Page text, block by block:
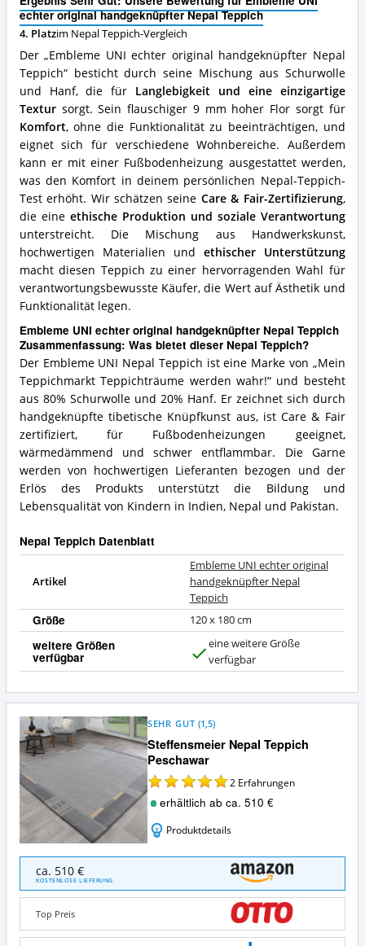
echter original handgeknüpfter Nepal Teppich
4. Platzim Nepal Teppich-Vergleich
Der „Embleme UNI echter original handgeknüpfter Nepal
Teppich“ besticht durch seine Mischung aus Schurwolle
und Hanf, die für Langlebigkeit und eine einzigartige
Textursorgt. Sein flauschiger 9 mm hoher Flor sorgt für
Komfort, ohne die Funktionalität zu beeinträchtigen, und
eignet sich für verschiedene Wohnbereiche. Außerdem
kann er mit einer Fußbodenheizung ausgestattet werden,
was den Komfort in deinem persönlichen Nepal-Teppich-
Test erhöht. Wir schätzen seine Care & Fair-Zertifizierung,
die eine ethische Produktion und soziale Verantwortung
unterstreicht. Die Mischung aus Handwerkskunst,
hochwertigen Materialien und ethischer Unterstützung
macht diesen Teppich zu einer hervorragenden Wahl für
verantwortungsbewusste Käufer, die Wert auf Ästhetik und
Funktionalität legen.
Embleme UNI echter original handgeknüpfter Nepal Teppich
Zusammenfassung: Was bietet dieser Nepal Teppich?
Der Embleme UNI Nepal Teppich ist eine Marke von „Mein
Teppichmarkt Teppichträume werden wahr!“ und besteht
aus 80% Schurwolle und 20% Hanf. Er zeichnet sich durch
handgeknüpfte tibetische Knüpfkunst aus, ist Care & Fair
zertifiziert, für Fußbodenheizungen geeignet,
wärmedämmend und schwer entflammbar. Die Garne
werden von hochwertigen Lieferanten bezogen und der
Erlös des Produkts unterstützt die Bildung und
Lebensqualität von Kindern in Indien, Nepal und Pakistan.
Nepal Teppich Datenblatt
Artikel
Embleme UNI echter original
handgeknüpfter Nepal
Teppich
Größe 120 x 180 cm
weitere Größen
verfügbar
a
eine weitere Größe
verfügbar
handgeknüpfter
Nepal
Teppich
Vorteile:
Was
spricht
für
diesen
Nepal
Teppich?
Steffensmeier Nepal Teppich
Peschawar
SEHR GUT (1,5)
2 Erfahrungen
erhältlich ab ca. 510 €
Produktdetails
Steffensmeier
Nepal
Teppich
Peschawar
Angebote:
Wo
ca. 510 €
KOSTENLOSE LIEFERUNG
Top Preis